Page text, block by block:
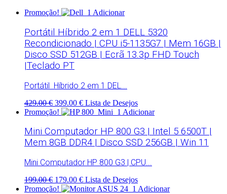
Promoção! Adicionar
Portátil Híbrido 2 em 1 DELL 5320
Recondicionado | CPU i5-1135G7 | Mem 16GB |
Disco SSD 512GB | Ecrã 13.3p FHD Touch
|Teclado PT
Portátil Híbrido 2 em 1 DEL...
429.00 € 399.00 € Lista de Desejos
Promoção!
Adicionar
Mini Computador HP 800 G3 | Intel 5 6500T |
Mem 8GB DDR4 | Disco SSD 256GB | Win 11
Mini Computador HP 800 G3 | CPU...
199.00 € 179.00 € Lista de Desejos
Promoção!
Adicionar